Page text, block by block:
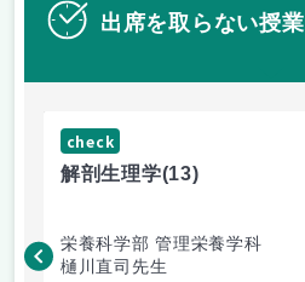
出席を取らない授業
check
解剖生理学(13)
栄養科学部 管理栄養学科
樋川直司先生